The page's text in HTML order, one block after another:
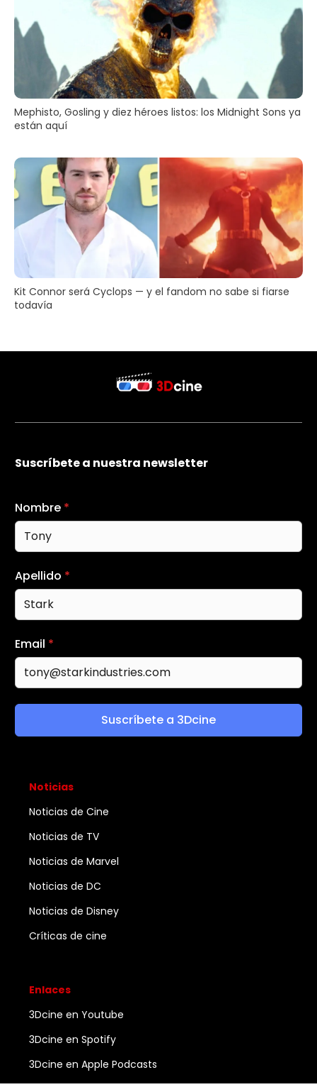
Mephisto, Gosling y diez héroes listos: los Midnight Sons ya
están aquí
Kit Connor será Cyclops — y el fandom no sabe si fiarse
todavía
Suscríbete a nuestra newsletter
Nombre *
Apellido *
Email *
Suscríbete a 3Dcine
Noticias
Noticias de Cine
Noticias de TV
Noticias de Marvel
Noticias de DC
Noticias de Disney
Críticas de cine
Enlaces
3Dcine en Youtube
3Dcine en Spotify
3Dcine en Apple Podcasts